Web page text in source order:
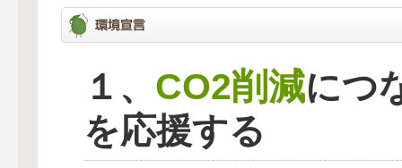
１、 CO2削減につ
を応援する